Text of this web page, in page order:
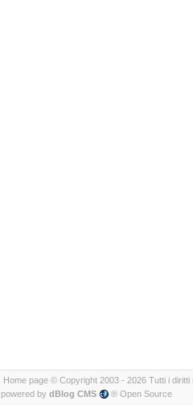
Home page © Copyright 2003 - 2026 Tutti i diritti
powered by dBlog CMS ® Open Source